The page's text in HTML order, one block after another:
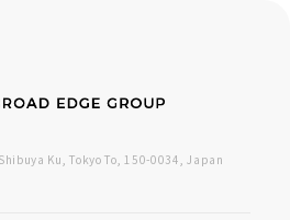
Ku, Tokyo To, 150-0034, Japan